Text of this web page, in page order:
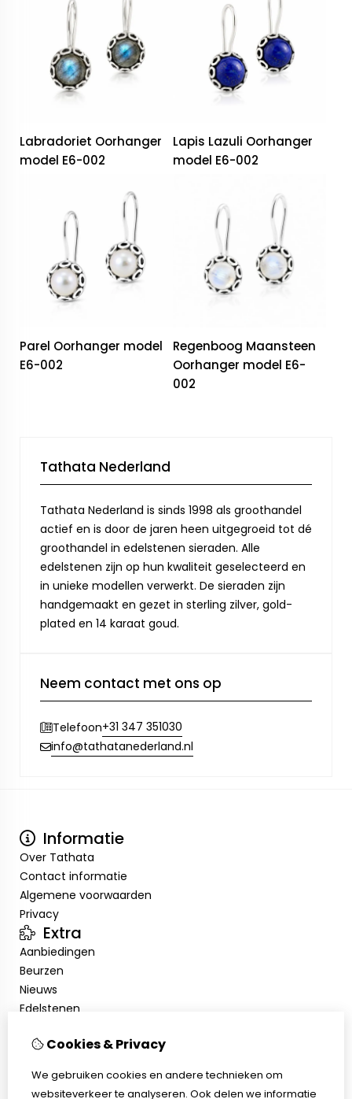
Labradoriet Oorhanger
model E6-002
Lapis Lazuli Oorhanger
model E6-002
Parel Oorhanger model
E6-002
Regenboog Maansteen
Oorhanger model E6-
002
Tathata Nederland
Tathata Nederland is sinds 1998 als groothandel
actief en is door de jaren heen uitgegroeid tot dé
groothandel in edelstenen sieraden. Alle
edelstenen zijn op hun kwaliteit geselecteerd en
in unieke modellen verwerkt. De sieraden zijn
handgemaakt en gezet in sterling zilver, gold-
plated en 14 karaat goud.
Neem contact met ons op
Telefoon+31 347 351030
info@tathatanederland.nl
Informatie
Over Tathata
Contact informatie
Algemene voorwaarden
Privacy
Extra
Aanbiedingen
Beurzen
Nieuws
Edelstenen
Mijn account
Bestelhistorie
Cookies & Privacy
We gebruiken cookies en andere technieken om
websiteverkeer te analyseren. Ook delen we informatie